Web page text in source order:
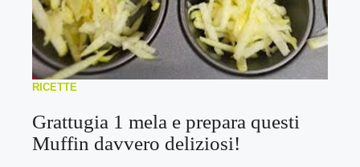
RICETTE
Grattugia 1 mela e prepara questi
Muffin davvero deliziosi!